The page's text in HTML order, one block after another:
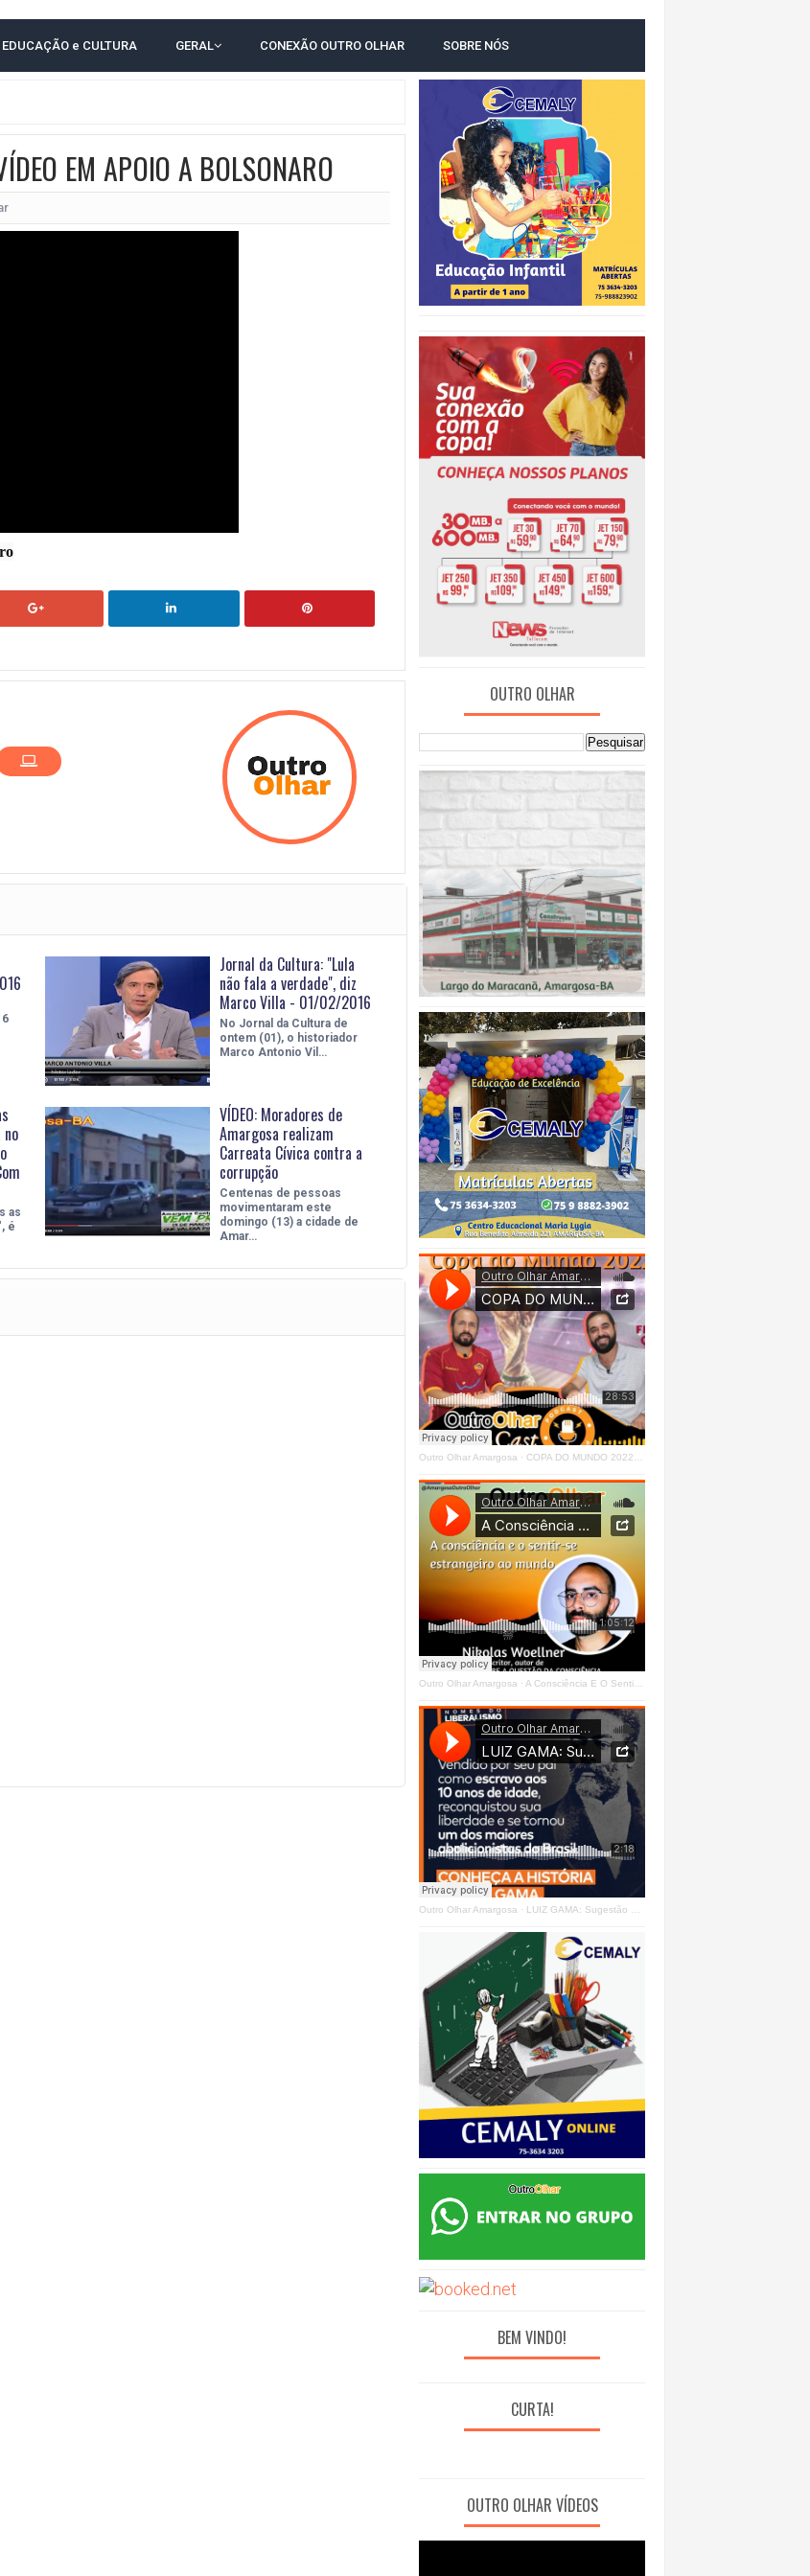
JERÔNIMO, MAS CENÁRIO SEGUE INDEFINIDO
E COBRA MAIS ACESSIBILIDADE EM AMARGOSA
NO 2º TURNO, DIZ PESQUISA
NA ARENA FONTE NOVA
REALIZA SIMULAÇÃO DE VOTAÇÃO
EDUCAÇÃO e CULTURA GERAL CONEXÃO OUTRO OLHAR SOBRE NÓS
EM APOIO A BOLSONARO
Jornal da Cultura: "Lula
não fala a verdade", diz
Marco Villa - 01/02/2016
No Jornal da Cultura de
ontem (01), o historiador
Marco Antonio Vil…
as
é
VÍDEO: Moradores de
Amargosa realizam
Carreata Cívica contra a
corrupção
Centenas de pessoas
movimentaram este
domingo (13) a cidade de
Amar…
OUTRO OLHAR
Outro Olhar Amargosa · COPA DO MUNDO 2022 - OUTRO OLHAR CAST #O1 Right
Outro Olhar Amargosa · A Consciência E O Sentir - Se Estrangeiro Ao Mundo
Outro Olhar Amargosa · LUIZ GAMA: Sugestão Outro Olhar
BEM VINDO!
CURTA!
OUTRO OLHAR VÍDEOS